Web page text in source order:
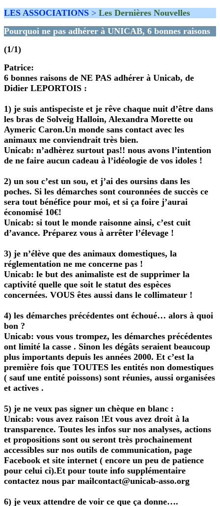
LES ASSOCIATIONS > Les Dernières Nouvelles
Pourquoi ne pas adhérer à UNICAB, 6 bonnes raisons
(1/1)
Patrice:
6 bonnes raisons de NE PAS adhérer à Unicab, de
Didier LEPORTOIS :
1) je suis antispeciste et je rêve chaque nuit d’être dans
les bras de Solveig Halloin, Alexandra Morette ou
Aymeric Caron.Un monde sans contact avec les
animaux me conviendrait très bien.
Unicab: n’adhèrez surtout pas!! nous avons l’intention
de ne faire aucun cadeau à l’idéologie de vos idoles !
2) un sou c’est un sou, et j’ai des oursins dans les
poches. Si les démarches sont couronnées de succès ce
sera tout bénéfice pour moi, et si ça foire j’aurai
économisé 10€!
Unicab: si tout le monde raisonne ainsi, c’est cuit
d’avance. Préparez vous à arrêter l’élevage !
3) je n’élève que des animaux domestiques, la
réglementation ne me concerne pas !
Unicab: le but des animaliste est de supprimer la
captivité quelle que soit le statut des espèces
concernées. VOUS êtes aussi dans le collimateur !
4) les démarches précédentes ont échoué… alors à quoi
bon ?
Unicab: vous vous trompez, les démarches précédentes
ont limité la casse . Sinon les dégâts seraient beaucoup
plus importants depuis les années 2000. Et c’est la
première fois que TOUTES les entités non domestiques
( sauf une entité poissons) sont réunies, aussi organisées
et actives .
5) je ne veux pas signer un chèque en blanc :
Unicab: vous avez raison !Et vous avez droit à la
transparence. Toutes les infos sur nos analyses, actions
et propositions sont ou seront très prochainement
accessibles sur nos outils de communication, page
Facebook et site internet ( encore un peu de patience
pour celui ci).Et pour toute info supplémentaire
contactez nous par mailcontact@unicab-asso.org
6) je veux attendre de voir ce que ça donne….